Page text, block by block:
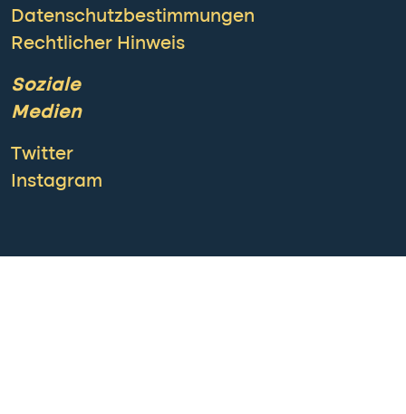
Datenschutzbestimmungen
Rechtlicher Hinweis
Soziale
Medien
Twitter
Instagram